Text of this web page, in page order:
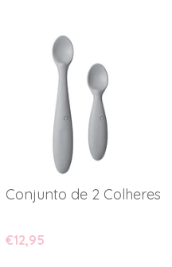
Conjunto de 2 Colheres
€12,95